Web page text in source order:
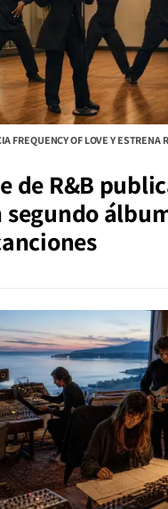
FREQUENCY OF LOVE Y ESTRENA
de R&B